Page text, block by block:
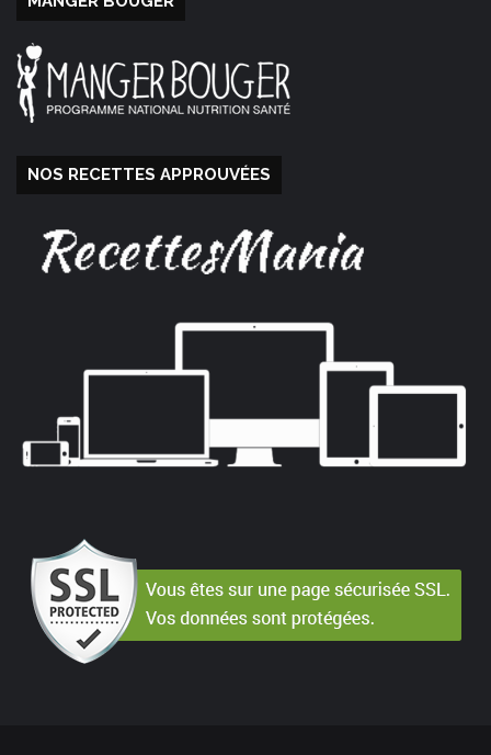
NOS RECETTES APPROUVÉES